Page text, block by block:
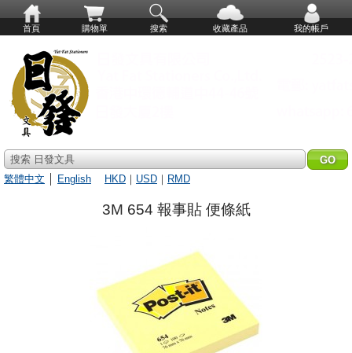
首頁 購物單 搜索 收藏產品 我的帳戶
搜索 日發文具
繁體中文
English HKD ｜ USD ｜ RMD
3M 654 報事貼 便條紙